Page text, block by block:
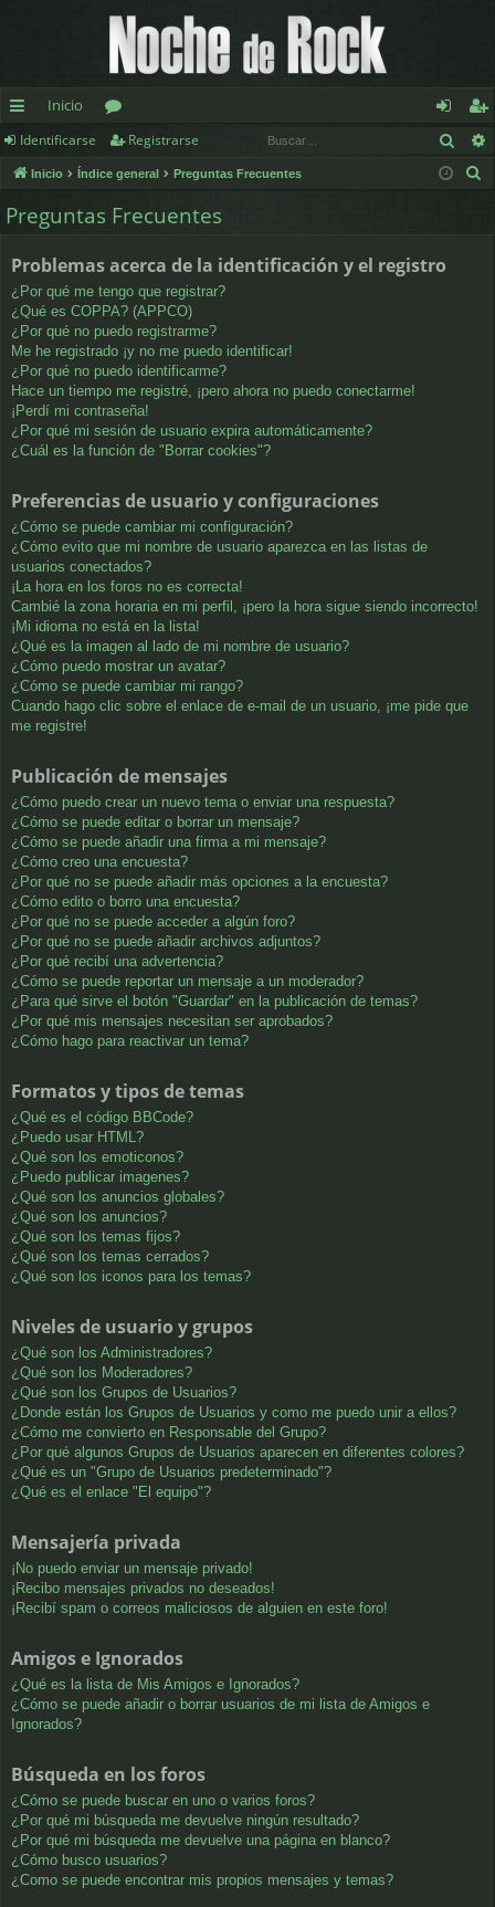
nl
ac
es
pi
d
os
Inicio
or
os
de
nt
eg
ist
Identificarse Registrarse
Inicio Índice general Preguntas Frecuentes
Preguntas Frecuentes
Problemas acerca de la identificación y el registro
¿Por qué me tengo que registrar?
¿Qué es COPPA? (APPCO)
¿Por qué no puedo registrarme?
Me he registrado ¡y no me puedo identificar!
¿Por qué no puedo identificarme?
Hace un tiempo me registré, ¡pero ahora no puedo conectarme!
¡Perdí mi contraseña!
¿Por qué mi sesión de usuario expira automáticamente?
¿Cuál es la función de "Borrar cookies"?
Preferencias de usuario y configuraciones
¿Cómo se puede cambiar mi configuración?
¿Cómo evito que mi nombre de usuario aparezca en las listas de
usuarios conectados?
¡La hora en los foros no es correcta!
Cambié la zona horaria en mi perfil, ¡pero la hora sigue siendo incorrecto!
¡Mi idioma no está en la lista!
¿Qué es la imagen al lado de mi nombre de usuario?
¿Cómo puedo mostrar un avatar?
¿Cómo se puede cambiar mi rango?
Cuando hago clic sobre el enlace de e-mail de un usuario, ¡me pide que
me registre!
Publicación de mensajes
¿Cómo puedo crear un nuevo tema o enviar una respuesta?
¿Cómo se puede editar o borrar un mensaje?
¿Cómo se puede añadir una firma a mi mensaje?
¿Cómo creo una encuesta?
¿Por qué no se puede añadir más opciones a la encuesta?
¿Cómo edito o borro una encuesta?
¿Por qué no se puede acceder a algún foro?
¿Por qué no se puede añadir archivos adjuntos?
¿Por qué recibí una advertencia?
¿Cómo se puede reportar un mensaje a un moderador?
¿Para qué sirve el botón "Guardar" en la publicación de temas?
¿Por qué mis mensajes necesitan ser aprobados?
¿Cómo hago para reactivar un tema?
Formatos y tipos de temas
¿Qué es el código BBCode?
¿Puedo usar HTML?
¿Qué son los emoticonos?
¿Puedo publicar imagenes?
¿Qué son los anuncios globales?
¿Qué son los anuncios?
¿Qué son los temas fijos?
¿Qué son los temas cerrados?
¿Qué son los iconos para los temas?
Niveles de usuario y grupos
¿Qué son los Administradores?
¿Qué son los Moderadores?
¿Qué son los Grupos de Usuarios?
¿Donde están los Grupos de Usuarios y como me puedo unir a ellos?
¿Cómo me convierto en Responsable del Grupo?
¿Por qué algunos Grupos de Usuarios aparecen en diferentes colores?
¿Qué es un "Grupo de Usuarios predeterminado"?
¿Qué es el enlace "El equipo"?
Mensajería privada
¡No puedo enviar un mensaje privado!
¡Recibo mensajes privados no deseados!
¡Recibí spam o correos maliciosos de alguien en este foro!
Amigos e Ignorados
¿Qué es la lista de Mis Amigos e Ignorados?
¿Cómo se puede añadir o borrar usuarios de mi lista de Amigos e
Ignorados?
Búsqueda en los foros
¿Cómo se puede buscar en uno o varios foros?
¿Por qué mi búsqueda me devuelve ningún resultado?
¿Por qué mi búsqueda me devuelve una página en blanco?
¿Cómo busco usuarios?
¿Como se puede encontrar mis propios mensajes y temas?